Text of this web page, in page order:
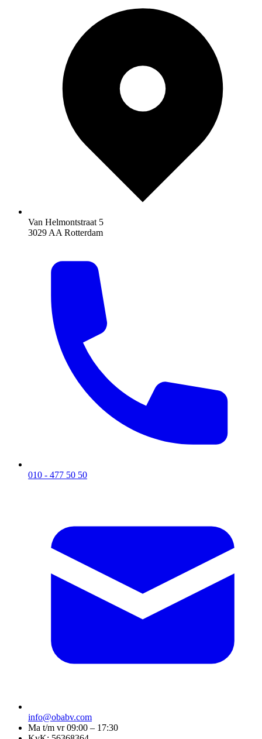
Van Helmontstraat 5
3029 AA Rotterdam
010 - 477 50 50
info@obabv.com
Ma t/m vr 09:00 – 17:30